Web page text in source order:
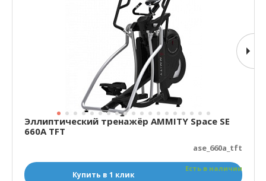
Эллиптический тренажёр AMMITY Space SE
660A TFT
ase_660a_tft
Есть в наличии
Купить в 1 клик